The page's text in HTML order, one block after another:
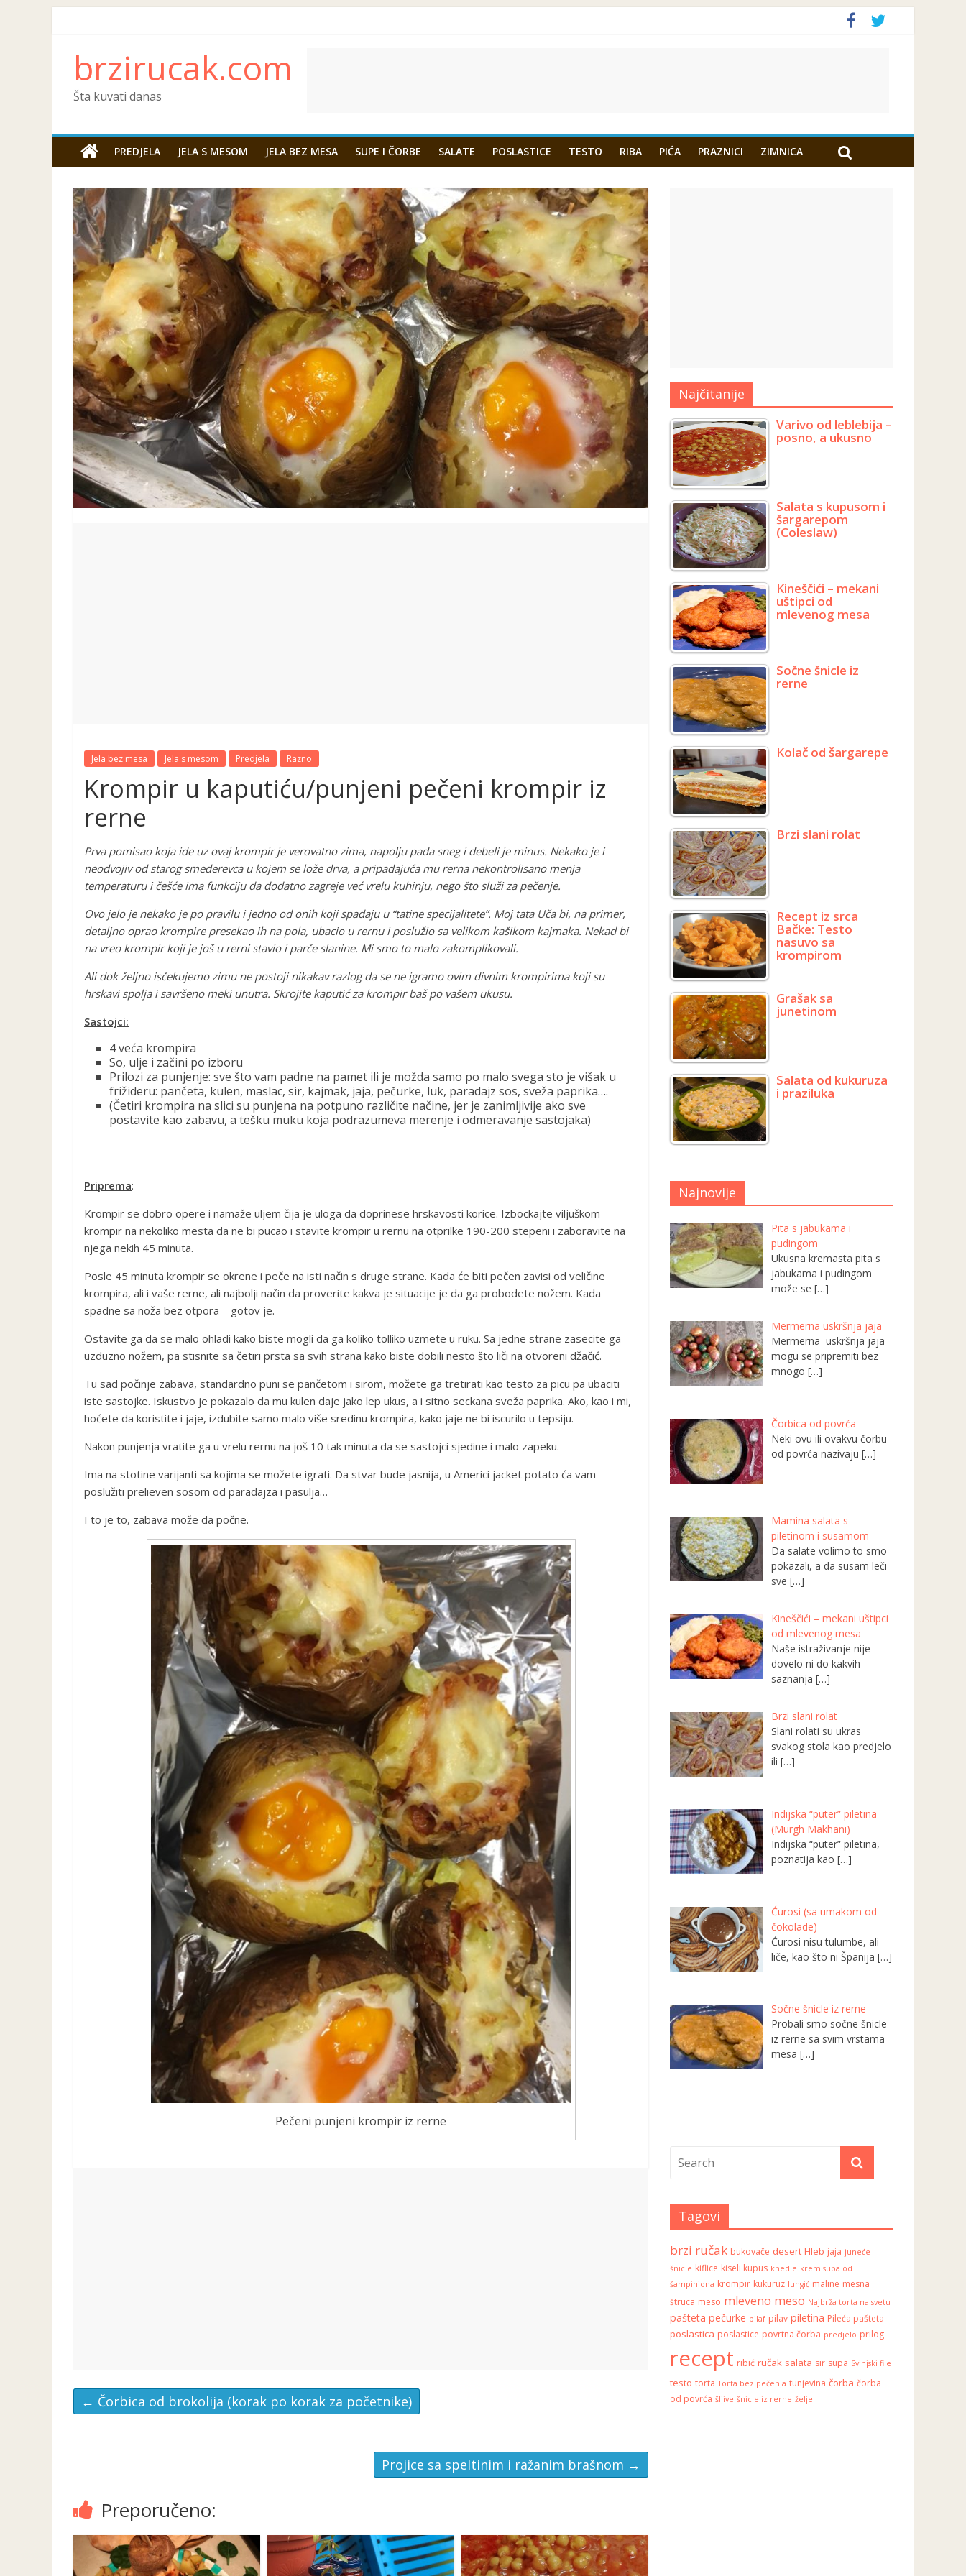
brzirucak.com
Šta kuvati danas
PREDJELA JELA S MESOM JELA BEZ MESA SUPE I ČORBE SALATE POSLASTICE TESTO RIBA PIĆA PRAZNICI ZIMNICA
Jela bez mesa Jela s mesom Predjela Razno
Krompir u kaputiću/punjeni pečeni krompir iz
rerne
Prva pomisao koja ide uz ovaj krompir je verovatno zima, napolju pada sneg i debeli je minus. Nekako je i
neodvojiv od starog smederevca u kojem se lože drva, a pripadajuća mu rerna nekontrolisano menja
temperaturu i češće ima funkciju da dodatno zagreje već vrelu kuhinju, nego što služi za pečenje.
Ovo jelo je nekako je po pravilu i jedno od onih koji spadaju u “tatine specijalitete”. Moj tata Uča bi, na primer,
detaljno oprao krompire presekao ih na pola, ubacio u rernu i poslužio sa velikom kašikom kajmaka. Nekad bi
na vreo krompir koji je još u rerni stavio i parče slanine. Mi smo to malo zakomplikovali.
Ali dok željno isčekujemo zimu ne postoji nikakav razlog da se ne igramo ovim divnim krompirima koji su
hrskavi spolja i savršeno meki unutra. Skrojite kaputić za krompir baš po vašem ukusu.
Sastojci:
4 veća krompira
So, ulje i začini po izboru
Prilozi za punjenje: sve što vam padne na pamet ili je možda samo po malo svega sto je višak u
frižideru: pančeta, kulen, maslac, sir, kajmak, jaja, pečurke, luk, paradajz sos, sveža paprika….
(Četiri krompira na slici su punjena na potpuno različite načine, jer je zanimljivije ako sve
postavite kao zabavu, a tešku muku koja podrazumeva merenje i odmeravanje sastojaka)
Priprema:
Krompir se dobro opere i namaže uljem čija je uloga da doprinese hrskavosti korice. Izbockajte viljuškom
krompir na nekoliko mesta da ne bi pucao i stavite krompir u rernu na otprilke 190-200 stepeni i zaboravite na
njega nekih 45 minuta.
Posle 45 minuta krompir se okrene i peče na isti način s druge strane. Kada će biti pečen zavisi od veličine
krompira, ali i vaše rerne, ali najbolji način da proverite kakva je situacije je da ga probodete nožem. Kada
spadne sa noža bez otpora – gotov je.
Ostavite ga da se malo ohladi kako biste mogli da ga koliko tolliko uzmete u ruku. Sa jedne strane zasecite ga
uzduzno nožem, pa stisnite sa četiri prsta sa svih strana kako biste dobili nesto što liči na otvoreni džačić.
Tu sad počinje zabava, standardno puni se pančetom i sirom, možete ga tretirati kao testo za picu pa ubaciti
iste sastojke. Iskustvo je pokazalo da mu kulen daje jako lep ukus, a i sitno seckana sveža paprika. Ako, kao i mi,
hoćete da koristite i jaje, izdubite samo malo više sredinu krompira, kako jaje ne bi iscurilo u tepsiju.
Nakon punjenja vratite ga u vrelu rernu na još 10 tak minuta da se sastojci sjedine i malo zapeku.
Ima na stotine varijanti sa kojima se možete igrati. Da stvar bude jasnija, u Americi jacket potato ća vam
poslužiti prelieven sosom od paradajza i pasulja…
I to je to, zabava može da počne.
Pečeni punjeni krompir iz rerne
← Čorbica od brokolija (korak po korak za početnike)
Projice sa speltinim i ražanim brašnom →
Preporučeno:
Najčitanije
Varivo od leblebija –
posno, a ukusno
Salata s kupusom i
šargarepom
(Coleslaw)
Kineščići – mekani
uštipci od
mlevenog mesa
Sočne šnicle iz
rerne
Kolač od šargarepe
Brzi slani rolat
Recept iz srca
Bačke: Testo
nasuvo sa
krompirom
Grašak sa
junetinom
Salata od kukuruza
i praziluka
Najnovije
Pita s jabukama i
pudingom
Ukusna kremasta pita s
jabukama i pudingom
može se […]
Mermerna uskršnja jaja
Mermerna uskršnja jaja
mogu se pripremiti bez
mnogo […]
Čorbica od povrća
Neki ovu ili ovakvu čorbu
od povrća nazivaju […]
Mamina salata s
piletinom i susamom
Da salate volimo to smo
pokazali, a da susam leči
sve […]
Kineščići – mekani uštipci
od mlevenog mesa
Naše istraživanje nije
dovelo ni do kakvih
saznanja […]
Brzi slani rolat
Slani rolati su ukras
svakog stola kao predjelo
ili […]
Indijska “puter” piletina
(Murgh Makhani)
Indijska “puter” piletina,
poznatija kao […]
Ćurosi (sa umakom od
čokolade)
Ćurosi nisu tulumbe, ali
liče, kao što ni Španija […]
Sočne šnicle iz rerne
Probali smo sočne šnicle
iz rerne sa svim vrstama
mesa […]
Tagovi
brzi ručak bukovače desert Hleb jaja juneće
šnicle kiflice kiseli kupus knedle krem supa od
šampinjona krompir kukuruz lungić maline mesna
štruca meso mleveno meso Najbrža torta na svetu
pašteta pečurke pilaf pilav piletina Pileća pašteta
poslastica poslastice povrtna čorba predjelo prilog
recept ribić ručak salata sir supa Svinjski file
testo torta Torta bez pečenja tunjevina čorba čorba
od povrća šljive šnicle iz rerne želje